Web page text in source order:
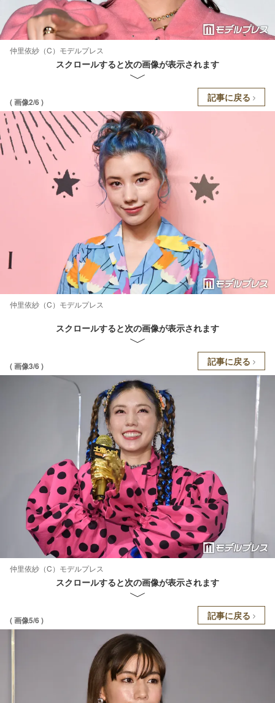
仲里依紗（C）モデルプレス
スクロールすると次の画像が表示されます
( 画像2/6 ) 記事に戻る
仲里依紗（C）モデルプレス
スクロールすると次の画像が表示されます
( 画像3/6 ) 記事に戻る
仲里依紗（C）モデルプレス
スクロールすると次の画像が表示されます
( 画像5/6 ) 記事に戻る